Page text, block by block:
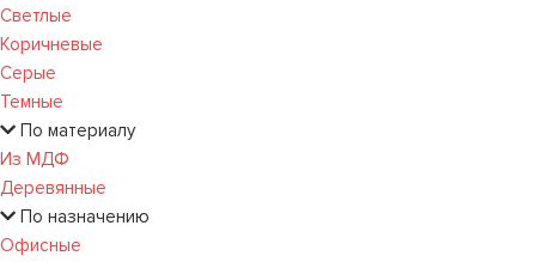
Светлые
Коричневые
Серые
Темные
По материалу
Из МДФ
Деревянные
По назначению
Офисные